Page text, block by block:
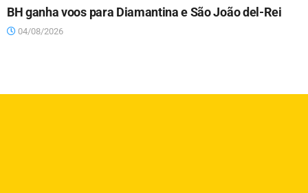
BH ganha voos para Diamantina e São João del-Rei
04/08/2026